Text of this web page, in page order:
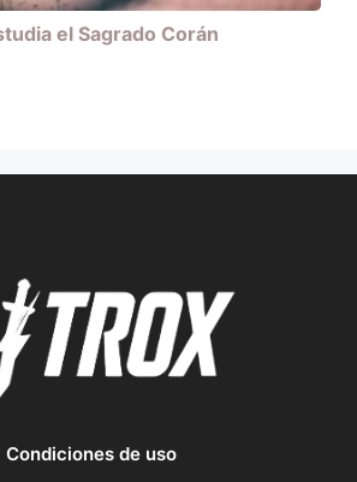
el Sagrado Corán
Condiciones de uso